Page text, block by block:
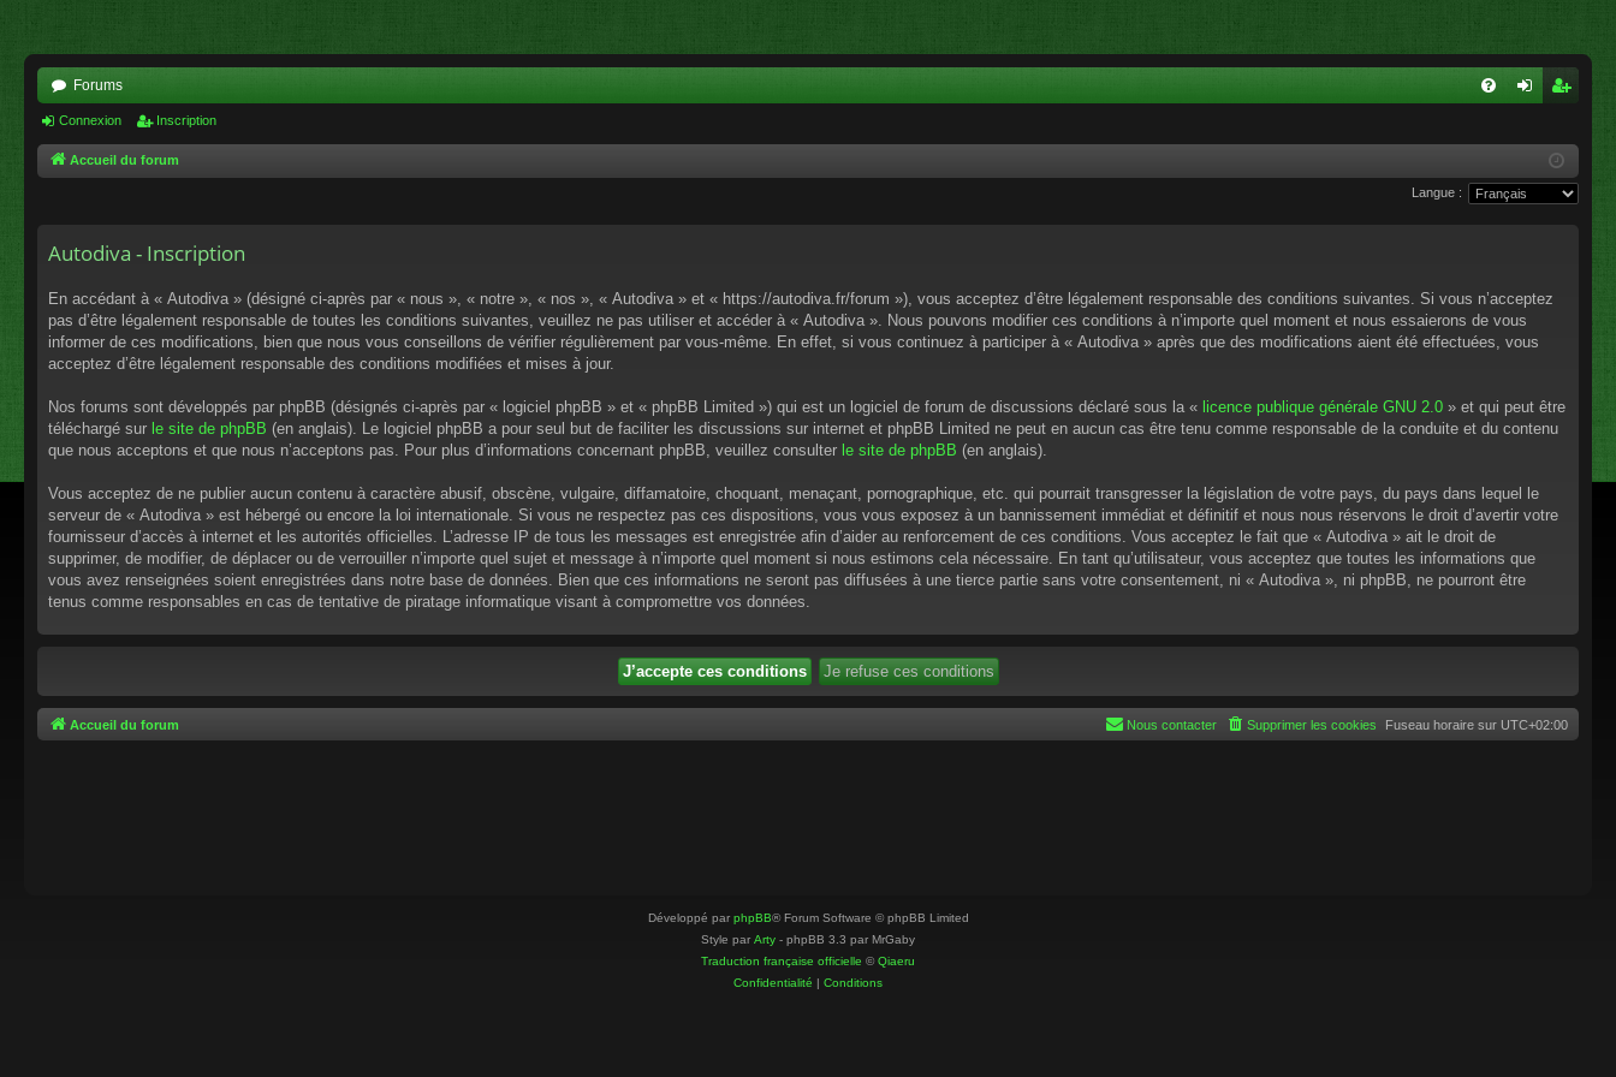
Forums
xi
cri
pti
Connexion Inscription
Accueil du forum
Langue :
Autodiva - Inscription
En accédant à « Autodiva » (désigné ci-après par « nous », « notre », « nos », « Autodiva » et « https://autodiva.fr/forum »), vous acceptez d’être légalement responsable des conditions suivantes. Si vous n’acceptez
pas d’être légalement responsable de toutes les conditions suivantes, veuillez ne pas utiliser et accéder à « Autodiva ». Nous pouvons modifier ces conditions à n’importe quel moment et nous essaierons de vous
informer de ces modifications, bien que nous vous conseillons de vérifier régulièrement par vous-même. En effet, si vous continuez à participer à « Autodiva » après que des modifications aient été effectuées, vous
acceptez d’être légalement responsable des conditions modifiées et mises à jour.
Nos forums sont développés par phpBB (désignés ci-après par « logiciel phpBB » et « phpBB Limited ») qui est un logiciel de forum de discussions déclaré sous la « licence publique générale GNU 2.0 » et qui peut être
téléchargé sur le site de phpBB (en anglais). Le logiciel phpBB a pour seul but de faciliter les discussions sur internet et phpBB Limited ne peut en aucun cas être tenu comme responsable de la conduite et du contenu
que nous acceptons et que nous n’acceptons pas. Pour plus d’informations concernant phpBB, veuillez consulter le site de phpBB (en anglais).
Vous acceptez de ne publier aucun contenu à caractère abusif, obscène, vulgaire, diffamatoire, choquant, menaçant, pornographique, etc. qui pourrait transgresser la législation de votre pays, du pays dans lequel le
serveur de « Autodiva » est hébergé ou encore la loi internationale. Si vous ne respectez pas ces dispositions, vous vous exposez à un bannissement immédiat et définitif et nous nous réservons le droit d’avertir votre
fournisseur d’accès à internet et les autorités officielles. L’adresse IP de tous les messages est enregistrée afin d’aider au renforcement de ces conditions. Vous acceptez le fait que « Autodiva » ait le droit de
supprimer, de modifier, de déplacer ou de verrouiller n’importe quel sujet et message à n’importe quel moment si nous estimons cela nécessaire. En tant qu’utilisateur, vous acceptez que toutes les informations que
vous avez renseignées soient enregistrées dans notre base de données. Bien que ces informations ne seront pas diffusées à une tierce partie sans votre consentement, ni « Autodiva », ni phpBB, ne pourront être
tenus comme responsables en cas de tentative de piratage informatique visant à compromettre vos données.
Accueil du forum Fuseau horaire sur UTC+02:00
Supprimer les cookies
Nous contacter
Développé par phpBB® Forum Software © phpBB Limited
Style par Arty - phpBB 3.3 par MrGaby
Traduction française officielle ©Qiaeru
Confidentialité | Conditions